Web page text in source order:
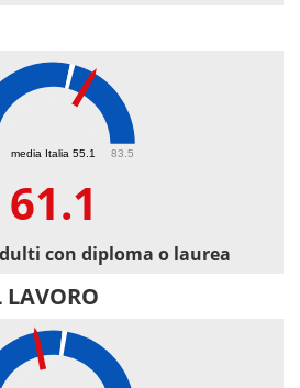
media Italia 55.1 83.5
61.1
con diploma o laurea
LAVORO